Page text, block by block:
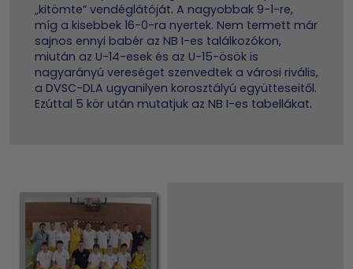
„kitömte” vendéglátóját. A nagyobbak 9-1-re,
míg a kisebbek 16-0-ra nyertek. Nem termett már
sajnos ennyi babér az NB I-es találkozókon,
miután az U-14-esek és az U-15-ösök is
nagyarányú vereséget szenvedtek a városi rivális,
a DVSC-DLA ugyanilyen korosztályú együtteseitől.
Ezúttal 5 kör után mutatjuk az NB I-es tabellákat.